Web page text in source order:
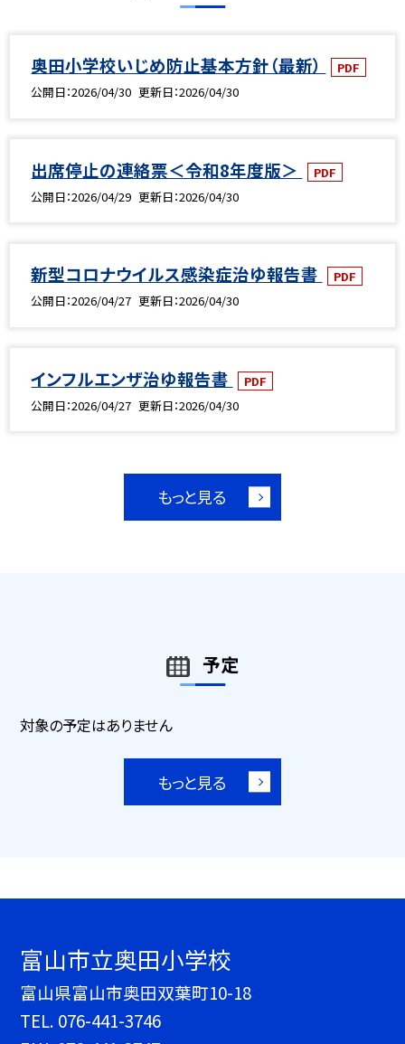
奥田小学校いじめ防止基本方針（最新）
PDF
公開日 2026/04/30 更新日 2026/04/30
出席停止の連絡票＜令和8年度版＞
PDF
公開日 2026/04/29 更新日 2026/04/30
新型コロナウイルス感染症治ゆ報告書
PDF
公開日 2026/04/27 更新日 2026/04/30
インフルエンザ治ゆ報告書
PDF
公開日 2026/04/27 更新日 2026/04/30
もっと見る
予定
対象の予定はありません
もっと見る
富山市立奥田小学校
富山県富山市奥田双葉町10-18
TEL. 076-441-3746